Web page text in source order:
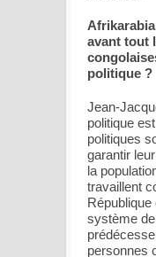
avant tout
politique ?
Jean-
politique
politiques
garantir
la
travaillent
système
personnes